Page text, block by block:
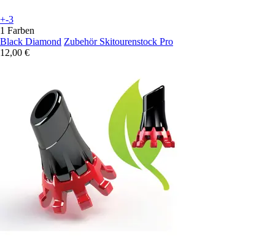
+-3
1 Farben
Black Diamond Zubehör Skitourenstock Pro
12,00 €